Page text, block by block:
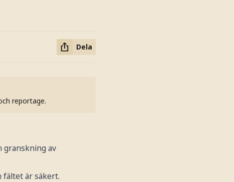
Dela
reportage.
granskning av
fältet är säkert.